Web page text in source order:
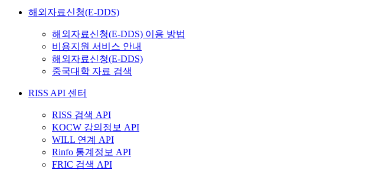
해외자료신청(E-DDS)
해외자료신청(E-DDS) 이용 방법
비용지원 서비스 안내
해외자료신청(E-DDS)
중국대학 자료 검색
RISS API 센터
RISS 검색 API
KOCW 강의정보 API
WILL 연계 API
Rinfo 통계정보 API
FRIC 검색 API